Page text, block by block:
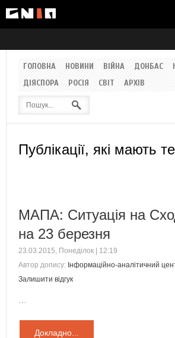
ГОЛОВНА НОВИНИ ВІЙНА ДОНБАС
ДІЯСПОРА
РОСІЯ СВІТ АРХІВ
Публікації, які мають
МАПА: Ситуація на
на 23 березня
23.03.2015, Понеділок | 12:19
Автор допису: Інформаційно-аналітичний
Залишити відгук
Докладно...